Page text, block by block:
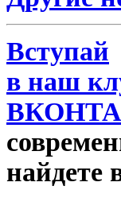
Вступай
в наш
найдете